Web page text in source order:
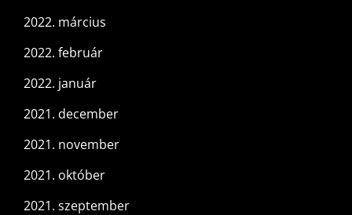
2022. március
2022. február
2022. január
2021. december
2021. november
2021. október
2021. szeptember